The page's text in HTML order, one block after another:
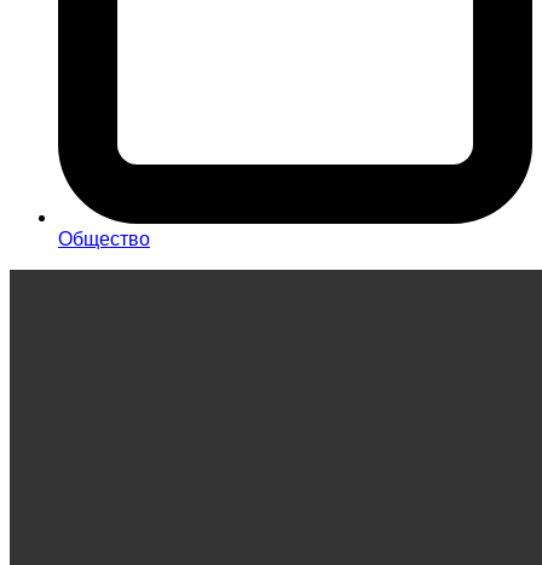
Общество